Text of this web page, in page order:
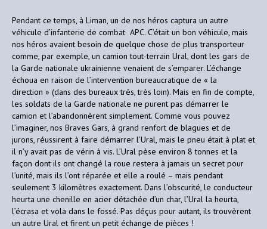
Pendant ce temps, à Liman, un de nos héros captura un autre
véhicule d’infanterie de combat APC. C’était un bon véhicule, mais
nos héros avaient besoin de quelque chose de plus transporteur
comme, par exemple, un camion tout-terrain Ural, dont les gars de
la Garde nationale ukrainienne venaient de s’emparer. L’échange
échoua en raison de l’intervention bureaucratique de « la
direction » (dans des bureaux très, très loin). Mais en fin de compte,
les soldats de la Garde nationale ne purent pas démarrer le
camion et l’abandonnèrent simplement. Comme vous pouvez
l’imaginer, nos Braves Gars, à grand renfort de blagues et de
jurons, réussirent à faire démarrer l’Ural, mais le pneu était à plat et
il n’y avait pas de vérin à vis. L’Ural pèse environ 8 tonnes et la
façon dont ils ont changé la roue restera à jamais un secret pour
l’unité, mais ils l’ont réparée et elle a roulé – mais pendant
seulement 3 kilomètres exactement. Dans l’obscurité, le conducteur
heurta une chenille en acier détachée d’un char, l’Ural la heurta,
l’écrasa et vola dans le fossé. Pas déçus pour autant, ils trouvèrent
un autre Ural et firent un petit échange de pièces !